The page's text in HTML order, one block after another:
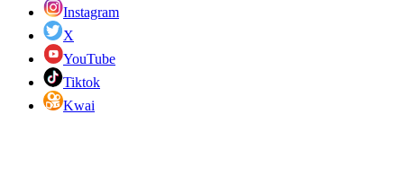
Instagram
X
YouTube
Tiktok
Kwai